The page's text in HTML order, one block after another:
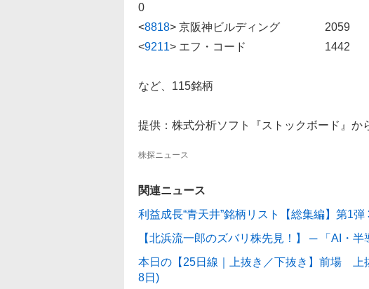
0
<8818> 京阪神ビルディング
<9211> エフ・コード 1442 -
など、115銘柄
提供：株式分析ソフト『ストックボード』か
株探ニュース
関連ニュース
利益成長“青天井”銘柄リスト【総集編】第1
【北浜流一郎のズバリ株先見！】 ─ 「AI・
本日の【25日線｜上抜き／下抜き】前場
8日)